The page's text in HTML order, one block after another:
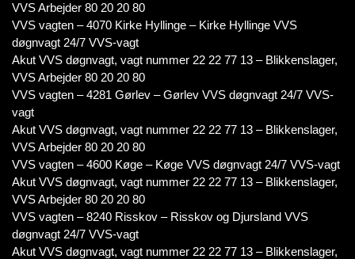
VVS Arbejder 80 20 20 80
VVS vagten – 4070 Kirke Hyllinge – Kirke Hyllinge VVS
døgnvagt 24/7 VVS-vagt
Akut VVS døgnvagt, vagt nummer 22 22 77 13 – Blikkenslager,
VVS Arbejder 80 20 20 80
VVS vagten – 4281 Gørlev – Gørlev VVS døgnvagt 24/7 VVS-
vagt
Akut VVS døgnvagt, vagt nummer 22 22 77 13 – Blikkenslager,
VVS Arbejder 80 20 20 80
VVS vagten – 4600 Køge – Køge VVS døgnvagt 24/7 VVS-vagt
Akut VVS døgnvagt, vagt nummer 22 22 77 13 – Blikkenslager,
VVS Arbejder 80 20 20 80
VVS vagten – 8240 Risskov – Risskov og Djursland VVS
døgnvagt 24/7 VVS-vagt
Akut VVS døgnvagt, vagt nummer 22 22 77 13 – Blikkenslager,